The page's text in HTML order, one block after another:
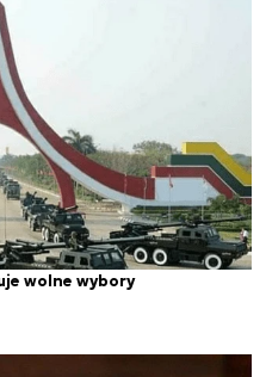
wolne wybory